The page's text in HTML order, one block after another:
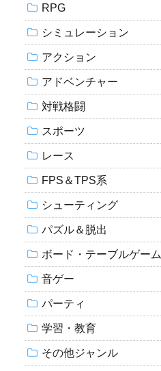
RPG
シミュレーション
アクション
アドベンチャー
対戦格闘
スポーツ
レース
FPS＆TPS系
シューティング
パズル＆脱出
ボード・テーブルゲーム
音ゲー
パーティ
学習・教育
その他ジャンル